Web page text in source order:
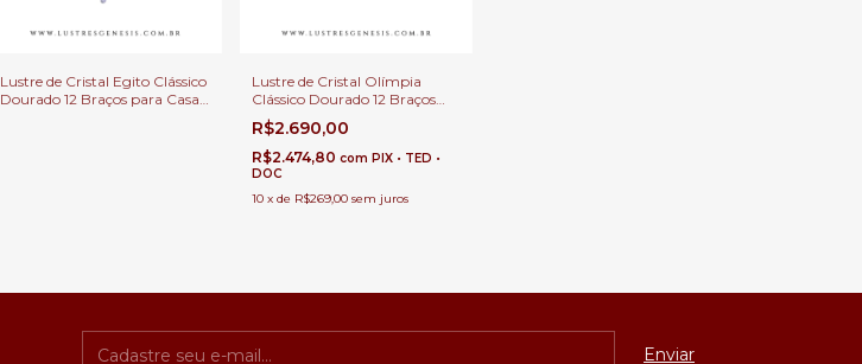
Lustre de Cristal Egito Clássico
Dourado 12 Braços para Casas
Lustre de Cristal Olímpia
Clássico Dourado 12 Braços
para Casas com Pé Direito
Duplo e Buffet
R$2.690,00
R$2.474,80 com PIX • TED •
DOC
10 x de R$269,00 sem juros